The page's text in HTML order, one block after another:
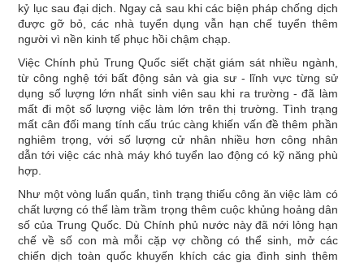
kỷ lục sau đại dịch. Ngay cả sau khi các biện pháp chống dịch
được gỡ bỏ, các nhà tuyển dụng vẫn hạn chế tuyển thêm
người vì nền kinh tế phục hồi chậm chạp.
Việc Chính phủ Trung Quốc siết chặt giám sát nhiều ngành,
từ công nghệ tới bất động sản và gia sư - lĩnh vực từng sử
dụng số lượng lớn nhất sinh viên sau khi ra trường - đã làm
mất đi một số lượng việc làm lớn trên thị trường. Tình trạng
mất cân đối mang tính cấu trúc càng khiến vấn đề thêm phần
nghiêm trọng, với số lượng cử nhân nhiều hơn công nhân
dẫn tới việc các nhà máy khó tuyển lao động có kỹ năng phù
hợp.
Như một vòng luẩn quẩn, tình trạng thiếu công ăn việc làm có
chất lượng có thể làm trầm trọng thêm cuộc khủng hoảng dân
số của Trung Quốc. Dù Chính phủ nước này đã nới lỏng hạn
chế về số con mà mỗi cặp vợ chồng có thể sinh, mở các
chiến dịch toàn quốc khuyến khích các gia đình sinh thêm